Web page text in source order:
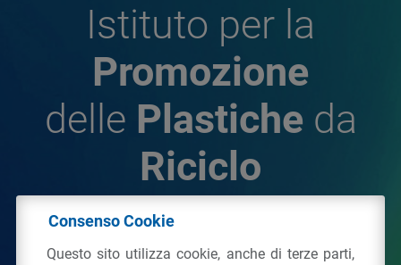
Istituto per la
Promozione
delle Plastiche da
Riciclo
Plastiche da Riciclo
Consenso Cookie
Questo sito utilizza cookie, anche di terze parti,